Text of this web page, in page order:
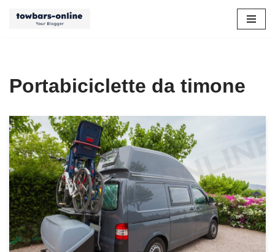
Portabiciclette da timone